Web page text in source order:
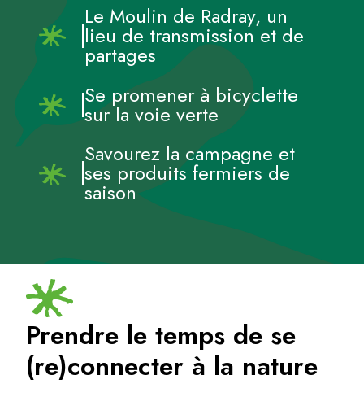
Le Moulin de Radray, un
lieu de transmission et de
partages
Se promener à bicyclette
sur la voie verte
Savourez la campagne et
ses produits fermiers de
saison
Prendre le temps de se
(re)connecter à la nature